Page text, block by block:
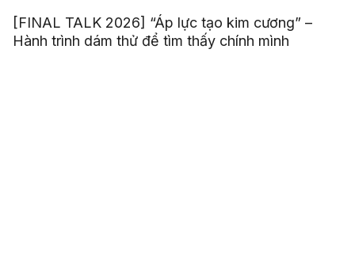
[FINAL TALK 2026] “Áp lực tạo kim cương” –
Hành trình dám thử để tìm thấy chính mình